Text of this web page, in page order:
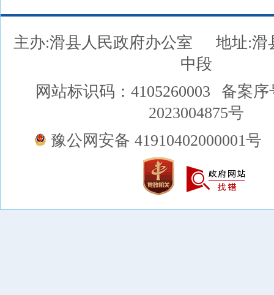
主办:滑县人民政府办公室
地址:滑
中段
网站标识码：4105260003
备案序
2023004875号
豫公网安备 41910402000001号